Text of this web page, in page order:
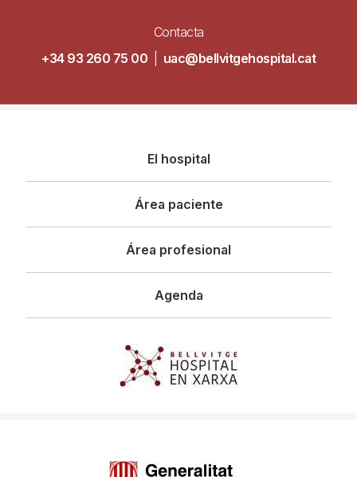
Contacta
+34 93 260 75 00
uac@bellvitgehospital.cat
principal
El hospital
Área paciente
Área profesional
Agenda